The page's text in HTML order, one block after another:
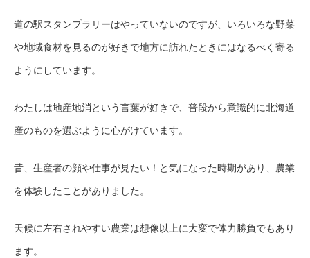
道の駅スタンプラリーはやっていないのですが、いろいろな野菜
や地域食材を見るのが好きで地方に訪れたときにはなるべく寄る
ようにしています。
わたしは地産地消という言葉が好きで、普段から意識的に北海道
産のものを選ぶように心がけています。
昔、生産者の顔や仕事が見たい！と気になった時期があり 、 農業
を体験したことがありました。
天候に左右されやすい農業は想像以上に大変で体力勝負でもあり
ます。